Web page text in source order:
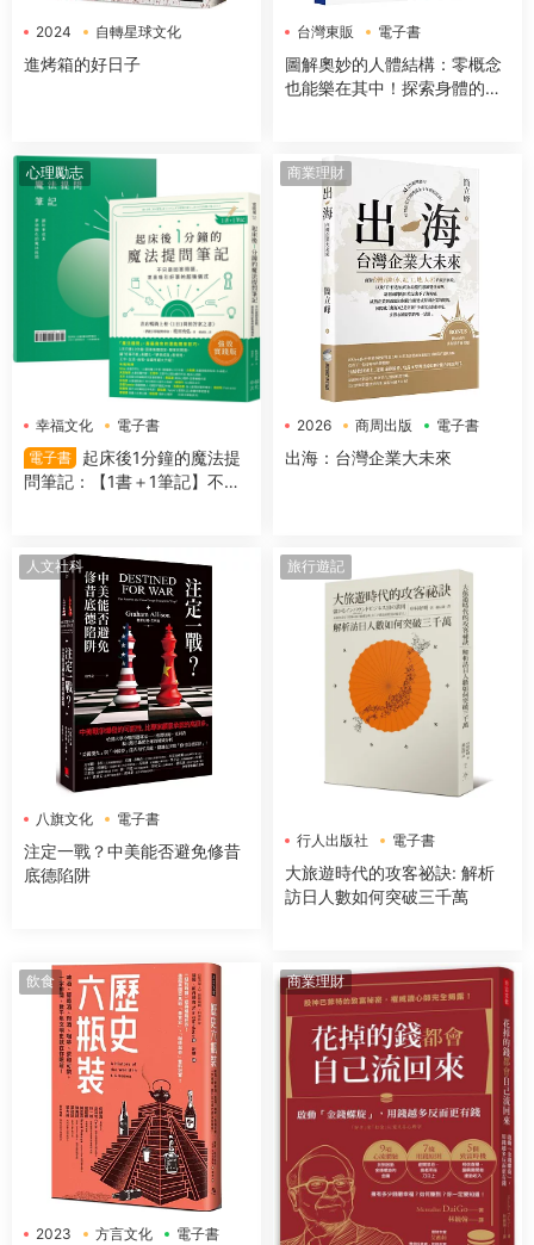
2024
自轉星球文化
電子書
進烤箱的好日子
台灣東販 電子書
圖解奧妙的人體結構：零概念
也能樂在其中！探索身體的組
心理勵志
幸福文化
電子書
電子書
起床後1分鐘的魔法提
問筆記：【1書＋1筆記】不隻
商業理財
2026 商周出版 電子書
出海：台灣企業大未來
人文社科
八旗文化 電子書
注定一戰？中美能否避免修昔
底德陷阱
旅行遊記
行人出版社 電子書
大旅遊時代的攻客祕訣: 解析
訪日人數如何突破三千萬
飲食
2023 方言文化 電子書
商業理財